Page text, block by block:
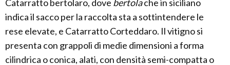
Catarratto bertolaro, dove bertolache in siciliano
indica il sacco per la raccolta sta a sottintendere le
rese elevate, e Catarratto Corteddaro. Il vitigno si
presenta con grappoli di medie dimensioni a forma
cilindrica o conica, alati, con densità semi-compatta o